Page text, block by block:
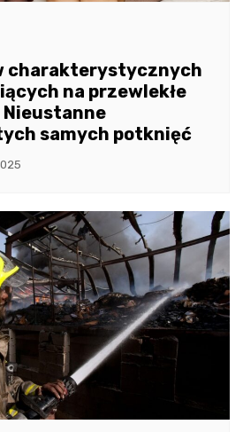
charakterystycznych
na przewlekłe
samych potknięć